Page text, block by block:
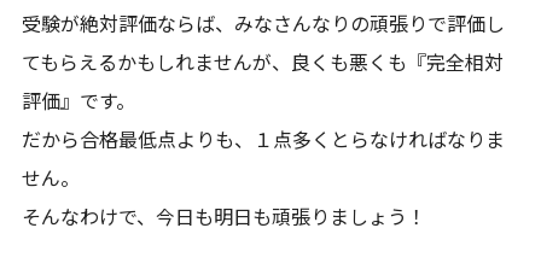
受験が絶対評価ならば、みなさんなりの頑張りで評価し
てもらえるかもしれませんが、良くも悪くも『完全相対
評価』です。
だから合格最低点よりも、１点多くとらなければなりま
せん。
そんなわけで、今日も明日も頑張りましょう！